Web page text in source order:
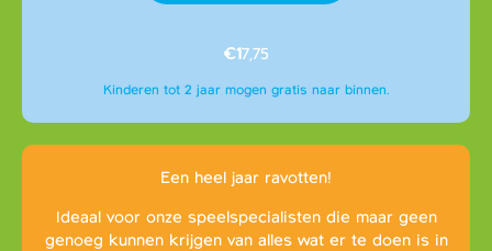
€17,75
Kinderen tot 2 jaar mogen gratis naar binnen.
Een heel jaar ravotten!
Ideaal voor onze speelspecialisten die maar geen
genoeg kunnen krijgen van alles wat er te doen is in